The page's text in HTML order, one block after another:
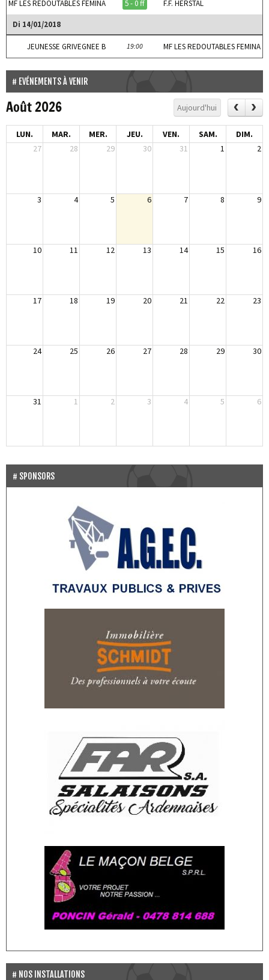
MF LES REDOUTABLES FEMINA 5 - 0 ff F.F. HERSTAL
Di 14/01/2018
JEUNESSE GRIVEGNEE B 19:00 MF LES REDOUTABLES FEMINA
EVÉNEMENTS À VENIR
Août 2026 Aujourd'hui
LUN. MAR. MER. JEU. VEN. SAM.
DIM.
27
28 29 30 31 1 2
3 4 5 6 7 8 9
10 11 12 13 14 15 16
17 18 19 20 21 22 23
24 25 26 27 28 29 30
31 1 2 3 4 5 6
SPONSORS
NOS INSTALLATIONS